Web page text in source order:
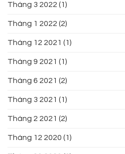
Tháng 3 2022 (1)
Tháng 1 2022 (2)
Tháng 12 2021 (1)
Tháng 9 2021 (1)
Tháng 6 2021 (2)
Tháng 3 2021 (1)
Tháng 2 2021 (2)
Tháng 12 2020 (1)